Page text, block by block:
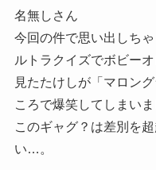
名無しさん
今回の件で思い出しち
ルトラクイズでボビー
見たたけしが「マロン
ころで爆笑してしまい
このギャグ？は差別を
い…。